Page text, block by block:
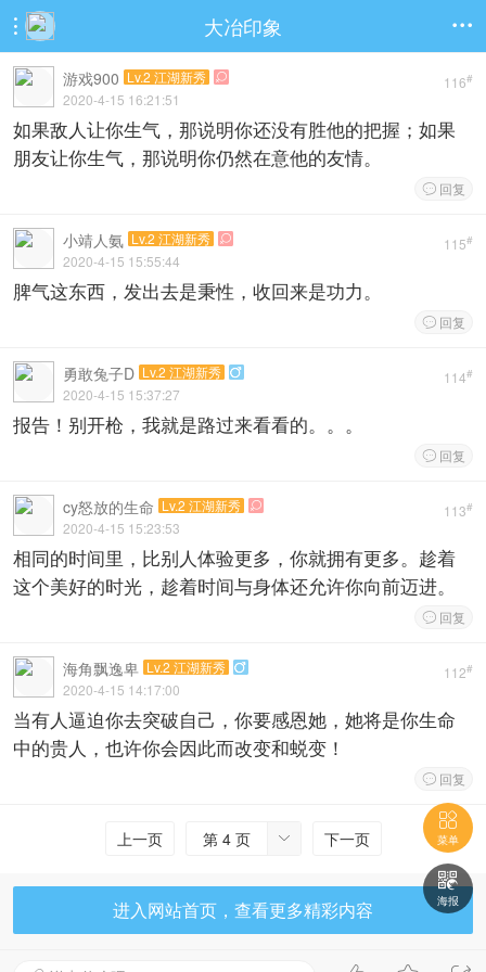
 大冶印象 
116#
游戏900 Lv.2 江湖新秀 
2020-4-15 16:21:51
如果敌人让你生气，那说明你还没有胜他的把握；如果
朋友让你生气，那说明你仍然在意他的友情。
 回复
115#
小靖人氨 Lv.2 江湖新秀 
2020-4-15 15:55:44
脾气这东西，发出去是秉性，收回来是功力。
 回复
114#
勇敢兔子D Lv.2 江湖新秀 
2020-4-15 15:37:27
报告！别开枪，我就是路过来看看的。。。
 回复
113#
cy怒放的生命 Lv.2 江湖新秀 
2020-4-15 15:23:53
相同的时间里，比别人体验更多，你就拥有更多。趁着
这个美好的时光，趁着时间与身体还允许你向前迈进。
 回复
112#
海角飘逸卑 Lv.2 江湖新秀 
2020-4-15 14:17:00
当有人逼迫你去突破自己，你要感恩她，她将是你生命
中的贵人，也许你会因此而改变和蜕变！
 回复
上一页 
第 4 页 下一页
进入网站首页，查看更多精彩内容

菜单

海报